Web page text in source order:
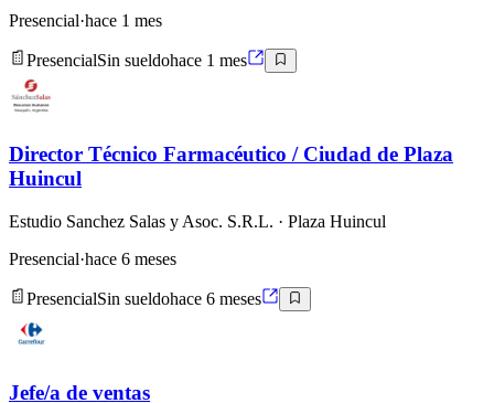
Presencial·hace 1 mes
PresencialSin sueldohace 1 mes
Director Técnico Farmacéutico / Ciudad de Plaza
Huincul
Estudio Sanchez Salas y Asoc. S.R.L. · Plaza Huincul
Presencial·hace 6 meses
PresencialSin sueldohace 6 meses
Jefe/a de ventas